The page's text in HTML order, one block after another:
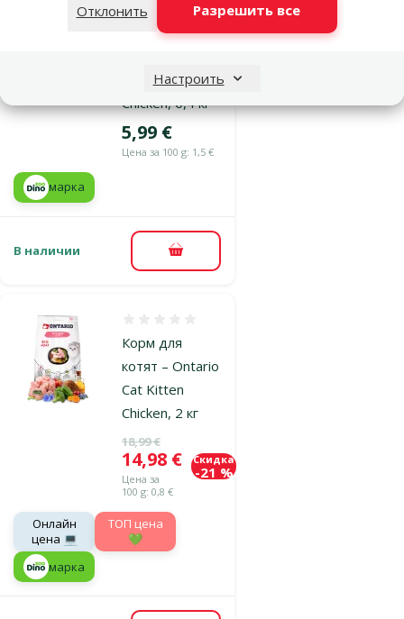
Отклонить
Разрешить все
Настроить
Корм для
SP Cat Kitten
Chicken, 0,4 кг
Оценка 0%
Цена
5,99 €
Цена за 100 g: 1,5 €
марка
В наличии В корзину
Корм для
котят – Ontario
Cat Kitten
Chicken, 2 кг
Исходная цена
18,99 €
Цена
14,98 €
Цена за
100 g: 0,8 €
Скидка
-21 %
Онлайн
цена 💻
TOП цена
💚
марка